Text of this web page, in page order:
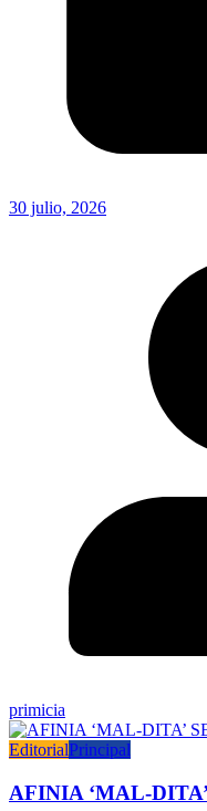
30 julio, 2026
primicia
EditorialPrincipal
AFINIA ‘MAL-